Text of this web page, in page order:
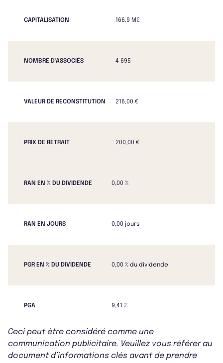
CAPITALISATION 166.9 M€
NOMBRE D'ASSOCIÉS 4 695
VALEUR DE RECONSTITUTION 216,00 €
PRIX DE RETRAIT 200,00 €
RAN EN % DU DIVIDENDE 0,00 %
RAN EN JOURS 0,00 jours
PGR EN % DU DIVIDENDE 0,00 % du dividende
PGA 9,41 %
Ceci peut être considéré comme une
communication publicitaire. Veuillez vous référer au
document d’informations clés avant de prendre